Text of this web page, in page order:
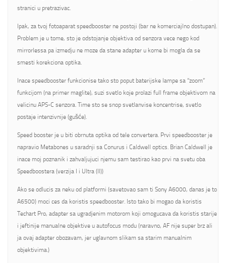
stranici u pretrazivac.
Ipak, za tvoj fotoaparat speedbooster ne postoji (bar ne komerciajlno dostupan).
Problem je u tome, sto je odstojanje objektiva od senzora vece nego kod
mirrorlessa pa izmedju ne moze da stane adapter u kome bi mogla da se
smesti korekciona optika.
Inace speedbooster funkcionise tako sto poput baterijske lampe sa “zoom”
funkcijom (na primer maglite), suzi svetlo koje prolazi full frame objektivom na
velicinu APS-C senzora. Time sto se snop svetlanvise koncentrise, svetlo
postaje intenzivnije (gušće).
Speed booster je u biti obrnuta optika od tele convertera. Prvi speedbooster je
napravio Metabones u saradnji sa Conurus i Caldwell optics. Brian Caldwell je
inace moj poznanik i zahvaljujuci njemu sam testirao kao prvi na svetu oba
Speedboostera (verzija I i Ultra (II))
Ako se odlucis za neku od platformi (savetovao sam ti Sony A6000, danas je to
A6500) moci ces da koristis speedbooster. Isto tako bi mogao da koristis
Techart Pro, adapter sa ugradjenim motorom koji omogucava da koristis starije
i jeftinije manualne objektive u autofocus modu (naravno, AF nije super brz ali
ja ovaj adapter obozavam, jer uglavnom slikam sa starim manualnim
objektivima.)